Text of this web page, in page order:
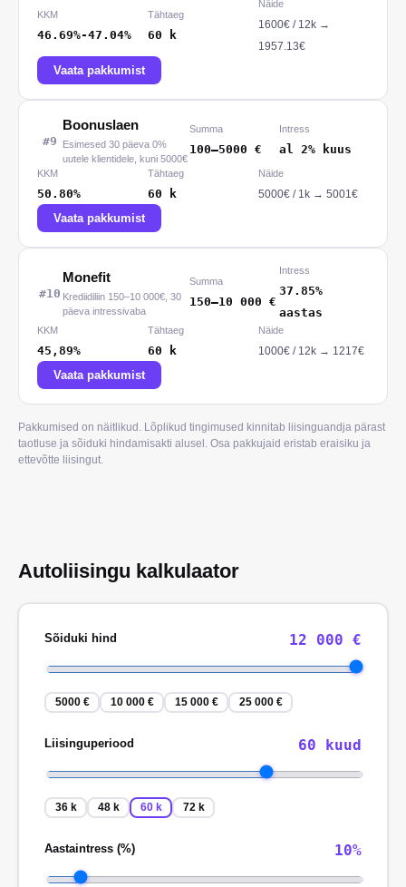
KKM
46.69%-47.04%
Tähtaeg
60 k
Näide
1600€ / 12 k →
1957.13€
Vaata pakkumist
#9
Boonuslaen
Esimesed 30 päeva 0%
uutele klientidele, kuni 5000€
Summa
100–5000 €
Intress
al 2% kuus
KKM
50.80%
Tähtaeg
60 k
Näide
5000€ / 1 k → 5001€
Vaata pakkumist
#10
Monefit
Krediidiliin 150–10 000€, 30
päeva intressivaba
Summa
150–10 000 €
Intress
37.85%
aastas
KKM
45,89%
Tähtaeg
60 k
Näide
1000€ / 12 k → 1217€
Vaata pakkumist
Pakkumised on näitlikud. Lõplikud tingimused kinnitab liisinguandja pärast
taotluse ja sõiduki hindamisakti alusel. Osa pakkujaid eristab eraisiku ja
ettevõtte liisingut.
Autoliisingu kalkulaator
Sõiduki hind 12 000 €
5000 € 10 000 € 15 000 € 25 000 €
Liisinguperiood 60 kuud
36 k 48 k 60 k 72 k
Aastaintress (%) 10%